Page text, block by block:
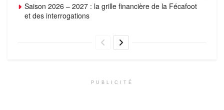
Saison 2026 – 2027 : la grille financière de la Fécafoot
et des interrogations
PUBLICITÉ